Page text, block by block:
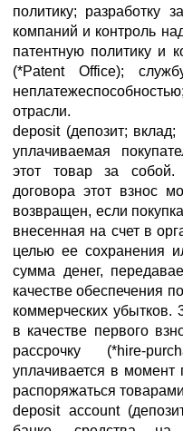
политику; разработку
компаний и контроль
патентную политику и
(*Patent Office);
отрасли.
deposit (депозит;
уплачиваемая
этот товар за
договора этот взнос
возвращен, если
внесенная на счет в
целью ее сохранения
сумма денег,
качестве обеспечения
коммерческих убытков.
в качестве первого
рассрочку (*hire-
уплачивается в момент
распоряжаться
deposit account